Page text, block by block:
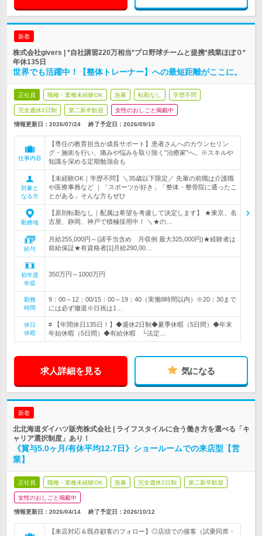
新着
株式会社givers | *自社講習220万相当*プロ野球チームと提携*残業ほぼ０*
年休135日
世界でも活躍中！【整体トレーナー】への最短距離がここに。
正社員 職種・業種未経験OK 急募 転勤なし 学歴不問
完全週休2日制 第二新卒歓迎 女性のおしごと掲載中
情報更新日：2026/07/24 終了予定日： 2026/09/10
仕事内容
【専任の教育担当が成長サポート】患者さんへのカウンセリン
グ・施術を行い、痛みや悩みを取り除く”治療家”へ。※スキルや
知識を深める定期勉強会も
対象と
なる方
【未経験OK｜学歴不問】＼35歳以下限定／ 先輩の前職は介護職
や医療事務など ｜「スポーツが好き」「整体・整骨院に通ったこ
とがある」そんな方もぜひ
勤務地
【原則転勤なし｜配属は希望を考慮して決定します】 ★東京、名
古屋、静岡、神戸で積極採用中！ ＼★の…
給与
月給255,000円～(諸手当含め 月収例 最大325,000円)★経験者は
前給保証★有資格者[1]月給290,00…
初年度
年収
350万円～1000万円
勤務
時間
9：00～12：00/15：00～19：40（実働8時間以内）※20：30まで
には必ず撤退※日祝は1…
休日
休暇
# 【年間休日135日！】◆週休2日制◆夏季休暇（5日間）◆年末
年始休暇（5日間）◆有給休暇 └法定…
求人詳細を見る 気になる
新着
北北海道ダイハツ販売株式会社 | ライフスタイルに合う働き方を選べる「キ
ャリア選択制度」あり！
《賞与5.0ヶ月/有休平均12.7日》ショールームでの来店型【営
業】
正社員 職種・業種未経験OK 急募 完全週休2日制 第二新卒歓迎
女性のおしごと掲載中
情報更新日：2026/04/14 終了予定日： 2026/10/12
【来店対応＆既存顧客のフォロー】◎店頭での接客（試乗同席・